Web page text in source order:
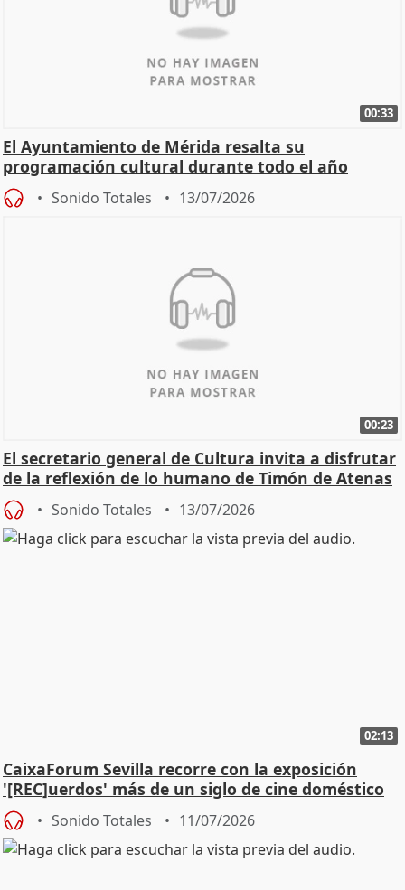
00:33
El Ayuntamiento de Mérida resalta su
programación cultural durante todo el año
Sonido Totales 13/07/2026
00:23
El secretario general de Cultura invita a disfrutar
de la reflexión de lo humano de Timón de Atenas
Sonido Totales 13/07/2026
02:13
CaixaForum Sevilla recorre con la exposición
'[REC]uerdos' más de un siglo de cine doméstico
Sonido Totales 11/07/2026